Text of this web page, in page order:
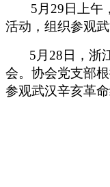
5 月29日上午
活动，组织参观
5 月28日，浙
会。 协会党支部
参观武汉辛亥革